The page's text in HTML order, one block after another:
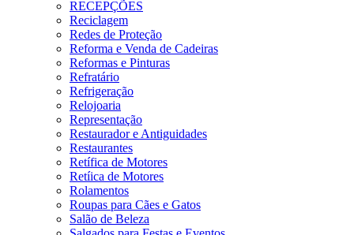
RECEPÇÕES
Reciclagem
Redes de Proteção
Reforma e Venda de Cadeiras
Reformas e Pinturas
Refratário
Refrigeração
Relojoaria
Representação
Restaurador e Antiguidades
Restaurantes
Retífica de Motores
Retíica de Motores
Rolamentos
Roupas para Cães e Gatos
Salão de Beleza